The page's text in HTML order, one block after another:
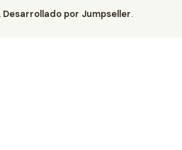
Desarrollado por Jumpseller.